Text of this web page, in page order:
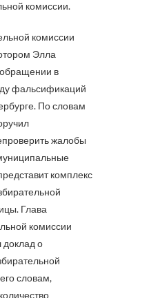
комиссии.
комиссии
Элла
в
фальсификаций
По словам
жалобы
комплекс
Глава
комиссии
доклад о
словам,